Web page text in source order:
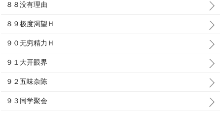
８８没有理由
８９极度渴望Ｈ
９０无穷精力Ｈ
９１大开眼界
９２五味杂陈
９３同学聚会